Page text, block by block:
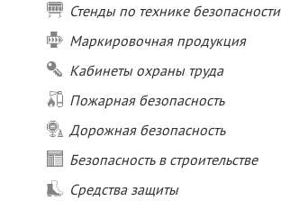
Стенды по технике безопасности
Маркировочная продукция
Кабинеты охраны труда
Пожарная безопасность
Дорожная безопасность
Безопасность в строительстве
Средства защиты